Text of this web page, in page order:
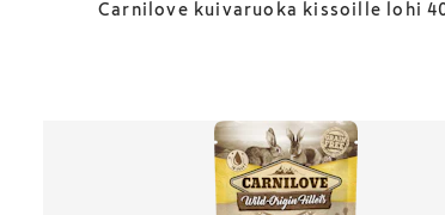
Carnilove kuivaruoka kissoille lohi